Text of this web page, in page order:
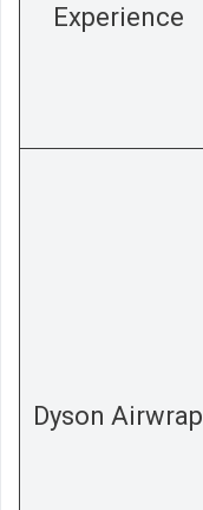
Experience
Dyson Airwrap